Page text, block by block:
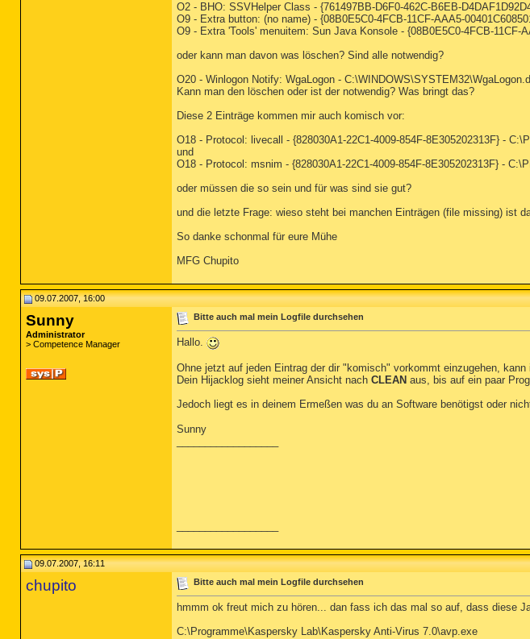
O2 - BHO: SSVHelper Class - {761497BB-D6F0-462C-B6EB-
O9 - Extra button: (no name) - {08B0E5C0-4FCB-11CF-AAA5-
O9 - Extra 'Tools' menuitem: Sun Java Konsole - {08B0E5C0-4FCB-11CF-
oder kann man davon was löschen? Sind alle notwendig?
O20 - Winlogon Notify: WgaLogon - C:\WINDOWS\SYSTEM32\WgaLogon.dll
Kann man den löschen oder ist der notwendig? Was bringt das?
Diese 2 Einträge kommen mir auch komisch vor:
O18 - Protocol: livecall - {828030A1-22C1-4009-854F-8E305202313F} -
und
O18 - Protocol: msnim - {828030A1-22C1-4009-854F-8E305202313F} -
oder müssen die so sein und für was sind sie gut?
und die letzte Frage: wieso steht bei manchen Einträgen (file missing) ist
So danke schonmal für eure Mühe
MFG Chupito
09.07.2007, 16:00
Sunny
Administrator
> Competence Manager
Bitte auch mal mein Logfile durchsehen
Hallo.
Ohne jetzt auf jeden Eintrag der dir "komisch" vorkommt einzugehen, kann
Dein Hijacklog sieht meiner Ansicht nach CLEAN aus, bis auf ein paar
Jedoch liegt es in deinem Ermeßen was du an Software benötigst oder
Sunny
09.07.2007, 16:11
chupito Bitte auch mal mein Logfile durchsehen
hmmm ok freut mich zu hören... dan fass ich das mal so auf, dass diese
C:\Programme\Kaspersky Lab\Kaspersky Anti-Virus 7.0\avp.exe